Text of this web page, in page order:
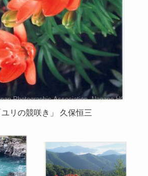
ユリの競咲き」 久保恒三